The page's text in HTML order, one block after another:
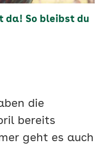
da! So bleibst du
die
bereits
geht es auch